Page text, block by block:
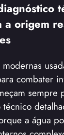
a origem
combater
sempre
a água